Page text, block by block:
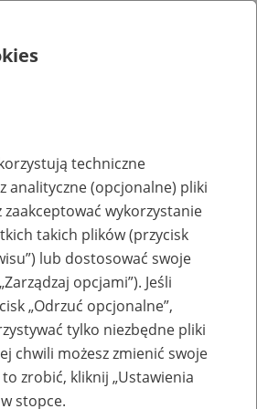
lub
zakładów pracy
techniczne
analityczne (opcjonalne) pliki
zaakceptować wykorzystanie
takich plików (przycisk
lub dostosować swoje
opcjami”). Jeśli
„Odrzuć opcjonalne”,
tylko niezbędne pliki
chwili możesz zmienić swoje
zrobić, kliknij „Ustawienia
stopce.